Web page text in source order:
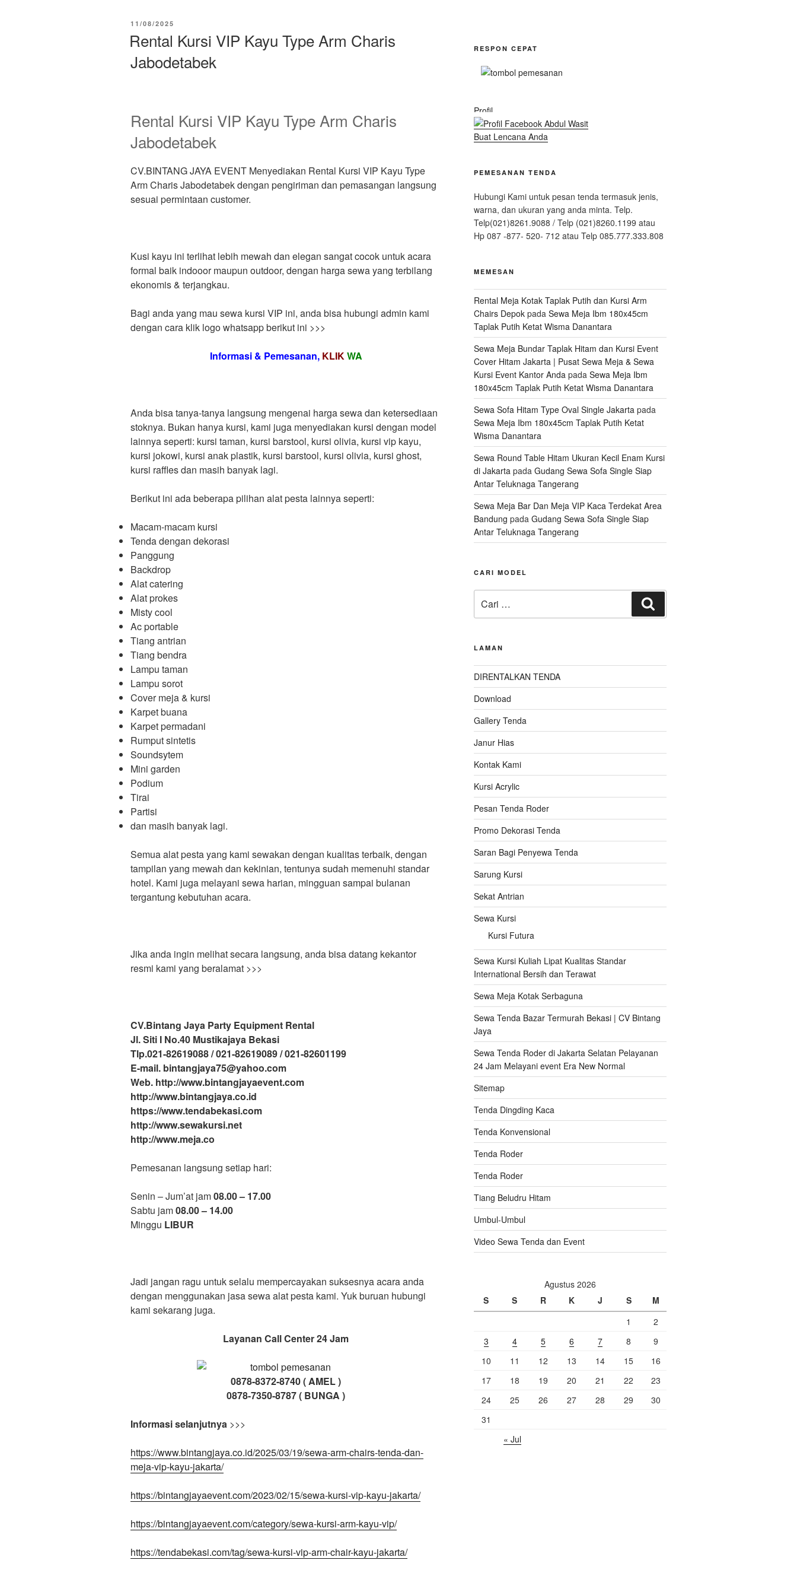
DIPOSKAN
11/08/2025
Rental Kursi VIP Kayu Type Arm Charis
Jabodetabek
Rental Kursi VIP Kayu Type Arm Charis
Jabodetabek
CV.BINTANG JAYA EVENT Menyediakan Rental Kursi VIP Kayu Type
Arm Charis Jabodetabek dengan pengiriman dan pemasangan langsung
sesuai permintaan customer.
Kusi kayu ini terlihat lebih mewah dan elegan sangat cocok untuk acara
formal baik indooor maupun outdoor, dengan harga sewa yang terbilang
ekonomis & terjangkau.
Bagi anda yang mau sewa kursi VIP ini, anda bisa hubungi admin kami
dengan cara klik logo whatsapp berikut ini >>>
Informasi & Pemesanan, KLIKWA
Anda bisa tanya-tanya langsung mengenai harga sewa dan ketersediaan
stoknya. Bukan hanya kursi, kami juga menyediakan kursi dengan model
lainnya seperti: kursi taman, kursi barstool, kursi olivia, kursi vip kayu,
kursi jokowi, kursi anak plastik, kursi barstool, kursi olivia, kursi ghost,
kursi raffles dan masih banyak lagi.
Berikut ini ada beberapa pilihan alat pesta lainnya seperti:
Macam-macam kursi
Tenda dengan dekorasi
Panggung
Backdrop
Alat catering
Alat prokes
Misty cool
Ac portable
Tiang antrian
Tiang bendra
Lampu taman
Lampu sorot
Cover meja & kursi
Karpet buana
Karpet permadani
Rumput sintetis
Soundsytem
Mini garden
Podium
Tirai
Partisi
dan masih banyak lagi.
Semua alat pesta yang kami sewakan dengan kualitas terbaik, dengan
tampilan yang mewah dan kekinian, tentunya sudah memenuhi standar
hotel. Kami juga melayani sewa harian, mingguan sampai bulanan
tergantung kebutuhan acara.
Jika anda ingin melihat secara langsung, anda bisa datang kekantor
resmi kami yang beralamat >>>
CV.Bintang Jaya Party Equipment Rental
Jl. Siti I No.40 Mustikajaya Bekasi
Tlp.021-82619088 / 021-82619089 / 021-82601199
E-mail. bintangjaya75@yahoo.com
Web. http://www.bintangjayaevent.com
http://www.bintangjaya.co.id
https://www.tendabekasi.com
http://www.sewakursi.net
http://www.meja.co
Pemesanan langsung setiap hari:
Senin – Jum’at jam08.00 – 17.00
Sabtu jam08.00 – 14.00
Minggu LIBUR
Jadi jangan ragu untuk selalu mempercayakan suksesnya acara anda
dengan menggunakan jasa sewa alat pesta kami. Yuk buruan hubungi
kami sekarang juga.
Layanan Call Center 24 Jam
0878-8372-8740 ( AMEL )
0878-7350-8787 ( BUNGA )
Informasi selanjutnya >>>
https://www.bintangjaya.co.id/2025/03/19/sewa-arm-chairs-tenda-dan-
meja-vip-kayu-jakarta/
https://bintangjayaevent.com/2023/02/15/sewa-kursi-vip-kayu-jakarta/
https://bintangjayaevent.com/category/sewa-kursi-arm-kayu-vip/
https://tendabekasi.com/tag/sewa-kursi-vip-arm-chair-kayu-jakarta/
RESPON CEPAT
Profil
Buat Lencana Anda
PEMESANAN TENDA
Hubungi Kami untuk pesan tenda termasuk jenis,
warna, dan ukuran yang anda minta. Telp.
Telp(021)8261.9088 / Telp (021)8260.1199 atau
Hp 087 -877- 520- 712 atau Telp 085.777.333.808
MEMESAN
Rental Meja Kotak Taplak Putih dan Kursi Arm
Chairs Depokpada Sewa Meja Ibm 180x45cm
Taplak Putih Ketat Wisma Danantara
Sewa Meja Bundar Taplak Hitam dan Kursi Event
Cover Hitam Jakarta | Pusat Sewa Meja & Sewa
Kursi Event Kantor Anda pada Sewa Meja Ibm
180x45cm Taplak Putih Ketat Wisma Danantara
Sewa Sofa Hitam Type Oval Single Jakarta pada
Sewa Meja Ibm 180x45cm Taplak Putih Ketat
Wisma Danantara
Sewa Round Table Hitam Ukuran Kecil Enam Kursi
di Jakarta pada Gudang Sewa Sofa Single Siap
Antar Teluknaga Tangerang
Sewa Meja Bar Dan Meja VIP Kaca Terdekat Area
Bandung pada Gudang Sewa Sofa Single Siap
Antar Teluknaga Tangerang
CARI MODEL
untuk:
LAMAN
DIRENTALKAN TENDA
Download
Gallery Tenda
Janur Hias
Kontak Kami
Kursi Acrylic
Pesan Tenda Roder
Promo Dekorasi Tenda
Saran Bagi Penyewa Tenda
Sarung Kursi
Sekat Antrian
Sewa Kursi
Kursi Futura
Sewa Kursi Kuliah Lipat Kualitas Standar
International Bersih dan Terawat
Sewa Meja Kotak Serbaguna
Sewa Tenda Bazar Termurah Bekasi | CV Bintang
Jaya
Sewa Tenda Roder di Jakarta Selatan Pelayanan
24 Jam Melayani event Era New Normal
Sitemap
Tenda Dingding Kaca
Tenda Konvensional
Tenda Roder
Tenda Roder
Tiang Beludru Hitam
Umbul-Umbul
Video Sewa Tenda dan Event
Agustus 2026
S
S R K J S
M
1
2
3
4 5 6 7 8
9
10
11 12 13 14 15
16
17
18 19 20 21 22
23
24
25 26 27 28 29
30
31
« Jul